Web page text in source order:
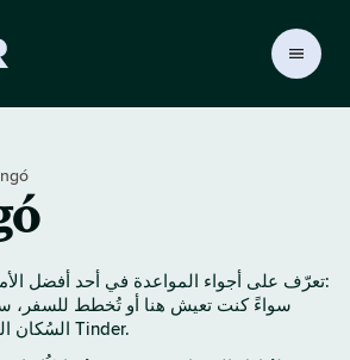
ة
ا
ل
ئ
س
تعرّف على أجواء المواعدة في أحد أفضل
السُكان المحليين بالقرب منك على Tinder.